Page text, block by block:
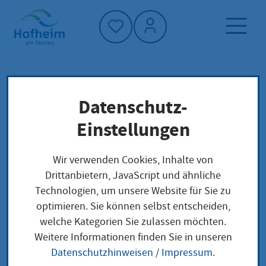
Startseite"
Leben in Hofheim
Gesellschaft und Soziales
Hofheim-Pass
Hofheim-Pass
Hofheimer Bürgerinnen und Bürger, die über ein
geringes Einkommen verfügen, können im
Datenschutz-
Einstellungen
Wir verwenden Cookies, Inhalte von
Drittanbietern, JavaScript und ähnliche
Technologien, um unsere Website für Sie zu
optimieren. Sie können selbst entscheiden,
welche Kategorien Sie zulassen möchten.
Weitere Informationen finden Sie in unseren
Datenschutzhinweisen / Impressum.